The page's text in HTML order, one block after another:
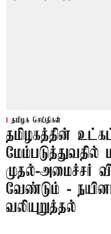
தமிழக செய்திகள்
தமிழகத்தின்
மேம்படுத்துவதில்
முதல்-அமைச்சர்
வேண்டும் -
வலியுறுத்தல்